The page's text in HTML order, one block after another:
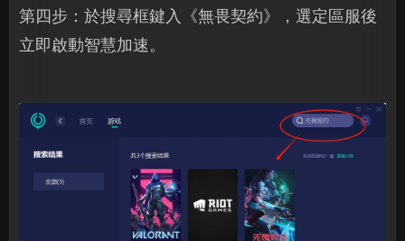
第四步：於搜尋框鍵入《無畏契約》，選定區服後
立即啟動智慧加速。